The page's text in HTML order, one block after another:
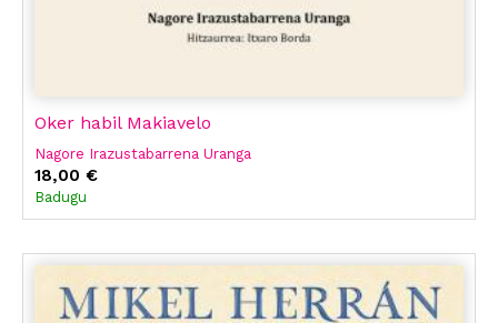
Oker habil Makiavelo
Nagore Irazustabarrena Uranga
18,00 €
Badugu